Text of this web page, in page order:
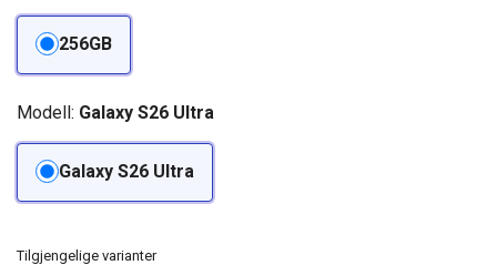
256GB
Modell: Galaxy S26 Ultra
Galaxy S26 Ultra
Tilgjengelige varianter